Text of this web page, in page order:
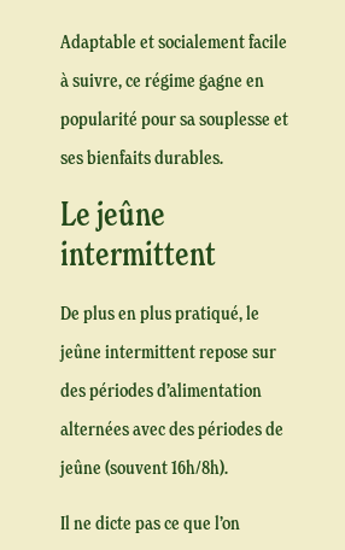
Adaptable et socialement facile
à suivre, ce régime gagne en
popularité pour sa souplesse et
ses bienfaits durables.
Le jeûne
intermittent
De plus en plus pratiqué, le
jeûne intermittent repose sur
des périodes d’alimentation
alternées avec des périodes de
jeûne (souvent 16h/8h).
Il ne dicte pas ce que l’on